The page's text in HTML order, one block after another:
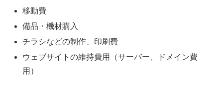
移動費
備品・機材購入
チラシなどの制作、印刷費
ウェブサイトの維持費用（サーバー、ドメイン費
用）